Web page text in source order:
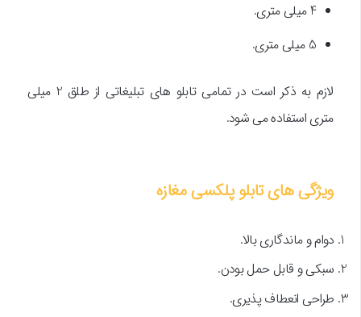
4 میلی متری.
5 میلی متری.
لازم به ذکر است در تمامی تابلو های تبلیغاتی از طلق 2 میلی
متری استفاده می شود.
ویژگی های تابلو پلکسی مغازه
دوام و ماندگاری بالا.
سبکی و قابل حمل بودن.
طراحی انعطاف پذیری.